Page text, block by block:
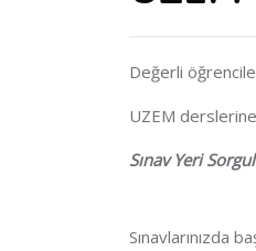
Değerli
UZEM
Sınav Yeri
Sınavlarınızda